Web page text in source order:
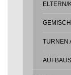
ELTERN/
TURNEN